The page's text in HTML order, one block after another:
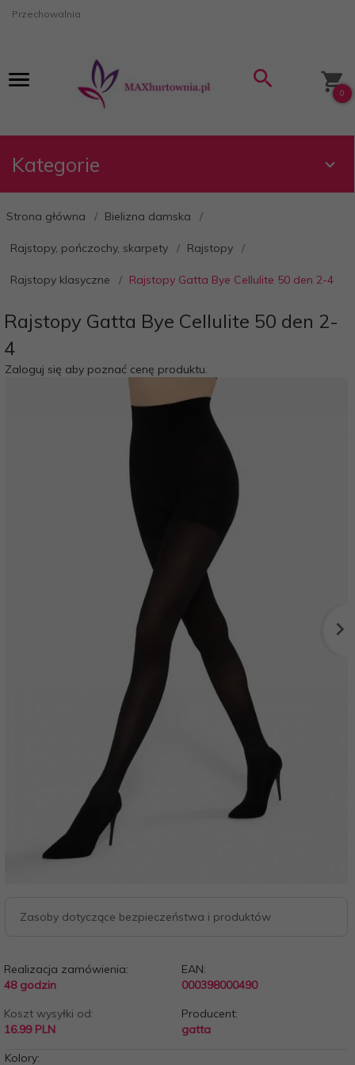
Przechowalnia
0
Kategorie
Strona główna Bielizna damska
Rajstopy, pończochy, skarpety Rajstopy
Rajstopy klasyczne Rajstopy Gatta Bye Cellulite 50 den 2-4
Rajstopy Gatta Bye Cellulite 50 den 2-
4
Zaloguj się aby poznać cenę produktu.
Zasoby dotyczące bezpieczeństwa i produktów
Realizacja zamówienia:
48 godzin
EAN:
000398000490
Koszt wysyłki od:
16.99 PLN
Producent:
gatta
Kolory: